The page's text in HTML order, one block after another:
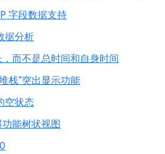
字段数据支持
据分析
，而不是总时间和自身时间
栈”突出显示功能
空状态
功能树状视图